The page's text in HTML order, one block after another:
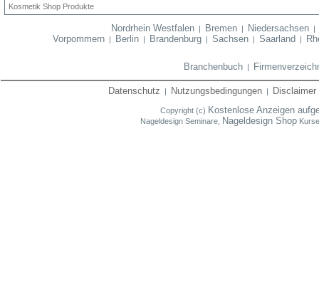
Kosmetik Shop Produkte
Nordrhein Westfalen| Bremen| Niedersachsen|
Vorpommern| Berlin| Brandenburg| Sachsen| Saarland |
Branchenbuch|
Datenschutz | Nutzungsbedingungen | Disclaimer
Copyright (c) Kostenlose Anzeigen
Nageldesign Seminare, Nageldesign Shop